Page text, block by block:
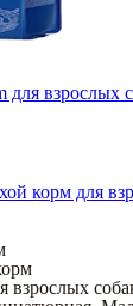
взрослых
корм для
взрослых